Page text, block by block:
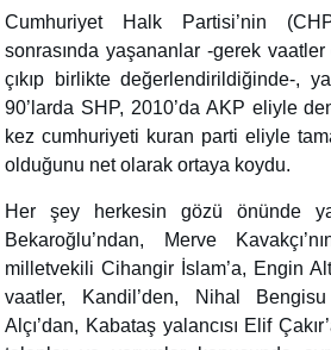
Cumhuriyet Halk Partisi’nin
sonrasında yaşananlar -gerek
çıkıp birlikte değerlendirildiğinde-,
90’larda SHP, 2010’da AKP eliyle
kez cumhuriyeti kuran parti eliyle
olduğunu net olarak ortaya koydu.
Her şey herkesin gözü önünde
Bekaroğlu’ndan, Merve
milletvekili Cihangir İslam’a, Engin
vaatler, Kandil’den, Nihal
Alçı’dan, Kabataş yalancısı Elif